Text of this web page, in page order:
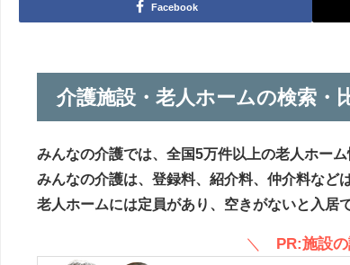
Facebook
介護施設・老人ホームの検索・
みんなの介護では、全国5万件以上の老人ホー
みんなの介護は、登録料、紹介料、仲介料など
老人ホームには定員があり、空きがないと入居
＼ PR:施設